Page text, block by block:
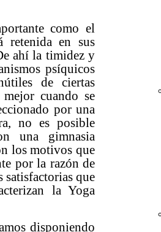
como el
retenida en sus
ahí la timidez y
psíquicos
de ciertas
cuando se
por una
no es posible
una gimnasia
los motivos que
por la razón de
satisfactorias que
la Yoga
disponiendo